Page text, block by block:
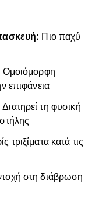
Πιο παχύ
Ομοιόμορφη
επιφάνεια
Διατηρεί τη φυσική
τριξίματα κατά τις
στη διάβρωση